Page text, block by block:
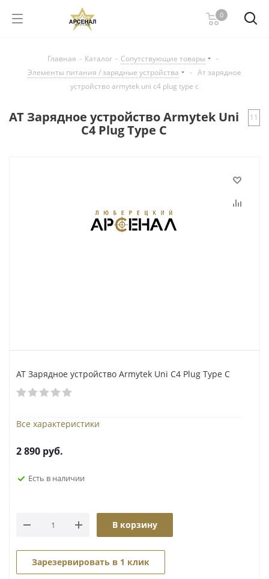
0
Главная - Каталог - Сопутствующие товары
-
Элементы питания / зарядные устройства
- Ат зарядное
устройство armytek uni c4 plug type c
АТ Зарядное устройство Armytek Uni
C4 Plug Type C
11
АТ Зарядное устройство Armytek Uni C4 Plug Type C
Все характеристики
2 890 руб.
Есть в наличии
В корзину
Зарезервировать в 1 клик